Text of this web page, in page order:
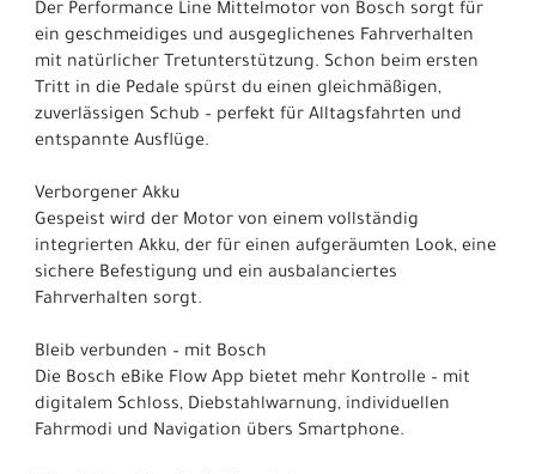
Der Performance Line Mittelmotor von Bosch sorgt für
ein geschmeidiges und ausgeglichenes Fahrverhalten
mit natürlicher Tretunterstützung. Schon beim ersten
Tritt in die Pedale spürst du einen gleichmäßigen,
zuverlässigen Schub – perfekt für Alltagsfahrten und
entspannte Ausflüge.
Verborgener Akku
Gespeist wird der Motor von einem vollständig
integrierten Akku, der für einen aufgeräumten Look, eine
sichere Befestigung und ein ausbalanciertes
Fahrverhalten sorgt.
Bleib verbunden – mit Bosch
Die Bosch eBike Flow App bietet mehr Kontrolle – mit
digitalem Schloss, Diebstahlwarnung, individuellen
Fahrmodi und Navigation übers Smartphone.